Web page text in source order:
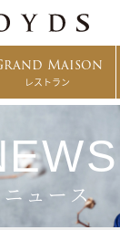
Maison
レストラン
ニュース